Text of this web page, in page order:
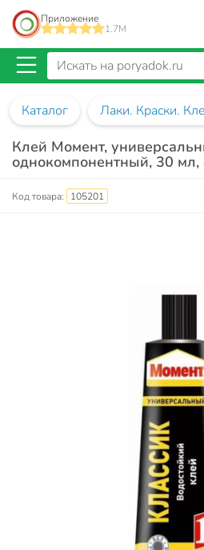
Приложение
1.7M
Каталог Лаки. Краски.
Клей Момент,
однокомпонентный, 30
Код товара: 105201